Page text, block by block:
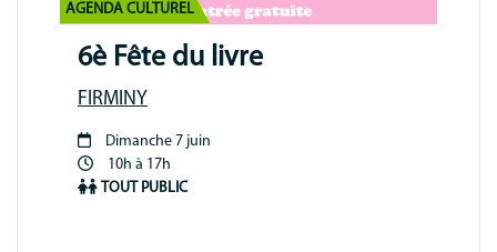
AGENDA CULTUREL
6è Fête du livre
FIRMINY
Période
animation
Dimanche 7 juin
10h à 17h
TOUT PUBLIC